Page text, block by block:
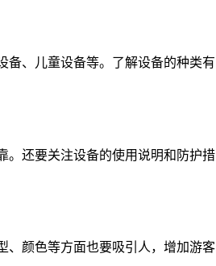
备、儿童设备等。了解设备的种类有
。还要关注设备的使用说明和防护措
、颜色等方面也要吸引人，增加游客